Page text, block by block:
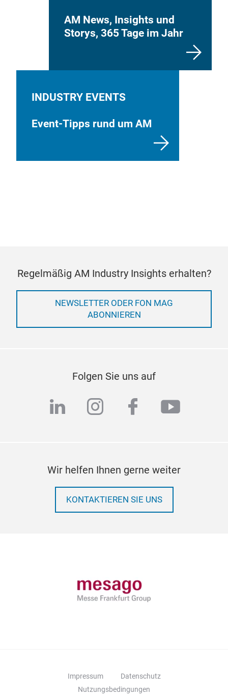
AM News, Insights und
Storys, 365 Tage im Jahr
INDUSTRY EVENTS
Event-Tipps rund um AM
Regelmäßig AM Industry Insights erhalten?
NEWSLETTER ODER FON MAG
ABONNIEREN
Folgen Sie uns auf
linkedininstagram
facebook
Wir helfen Ihnen gerne weiter
KONTAKTIEREN SIE UNS
Impressum
Datenschutz
Nutzungsbedingungen